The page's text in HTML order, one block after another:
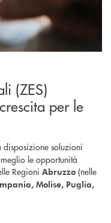
(ZES)
per le
soluzioni
le opportunità
Regioni Abruzzo (nelle
Molise, Puglia,